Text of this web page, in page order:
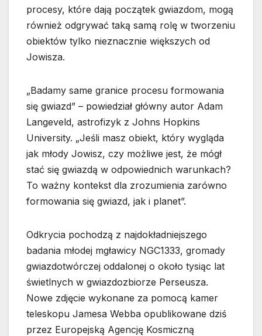
procesy, które dają początek gwiazdom, mogą
również odgrywać taką samą rolę w tworzeniu
obiektów tylko nieznacznie większych od
Jowisza.
„Badamy same granice procesu formowania
się gwiazd” – powiedział główny autor Adam
Langeveld, astrofizyk z Johns Hopkins
University. „Jeśli masz obiekt, który wygląda
jak młody Jowisz, czy możliwe jest, że mógł
stać się gwiazdą w odpowiednich warunkach?
To ważny kontekst dla zrozumienia zarówno
formowania się gwiazd, jak i planet”.
Odkrycia pochodzą z najdokładniejszego
badania młodej mgławicy NGC1333, gromady
gwiazdotwórczej oddalonej o około tysiąc lat
świetlnych w gwiazdozbiorze Perseusza.
Nowe zdjęcie wykonane za pomocą kamer
teleskopu Jamesa Webba opublikowane dziś
przez Europejską Agencję Kosmiczną